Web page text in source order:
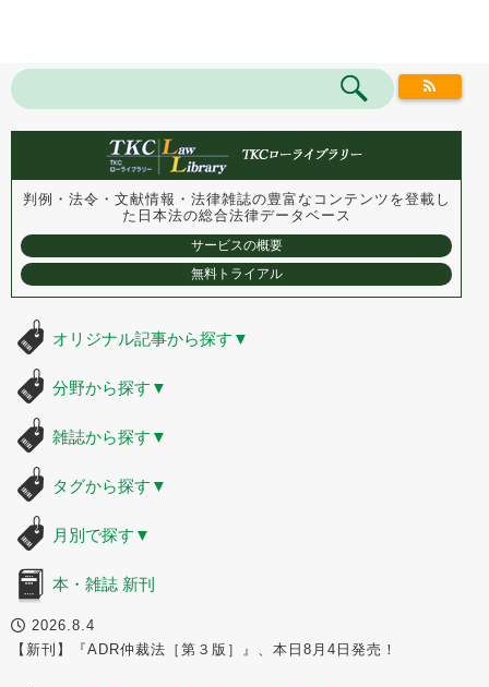
判例・法令・文献情報・法律雑誌の豊富なコンテンツを登載し
た 日本法の総合法律データベース
サービスの概要
無料トライアル
オリジナル記事から探す ▼
分野から探す ▼
雑誌から探す ▼
タグから探す ▼
月別で探す ▼
本・雑誌 新刊
2026.8.4
【新刊】『ADR仲裁法［第３版］』、本日8月4日発売！